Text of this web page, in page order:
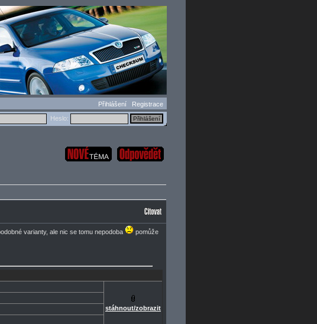
Přihlášení
Registrace
Heslo:
varianty, ale nic se tomu nepodoba
pomůže
stáhnout/zobrazit